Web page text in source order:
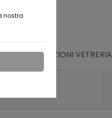
nostra
PRODUZIONI VETRERIA